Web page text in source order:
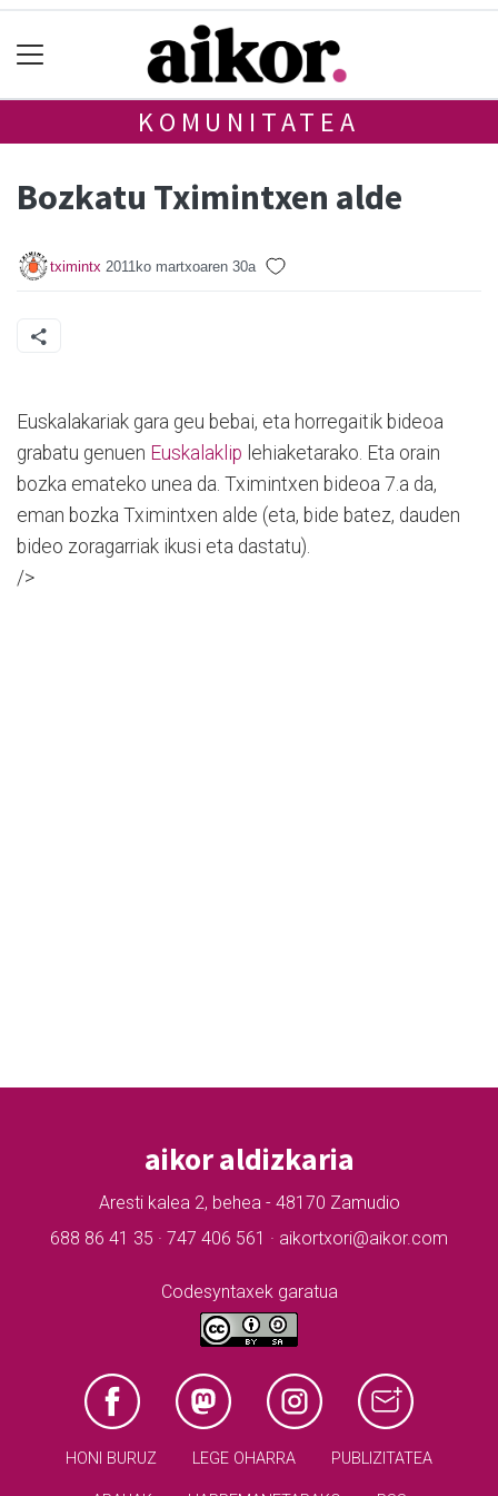
KOMUNITATEA
Bozkatu Tximintxen alde
tximintx 2011ko martxoaren 30a
Euskalakariak gara geu bebai, eta horregaitik bideoa
grabatu genuen Euskalaklip lehiaketarako. Eta orain
bozka emateko unea da. Tximintxen bideoa 7.a da,
eman bozka Tximintxen alde (eta, bide batez, dauden
bideo zoragarriak ikusi eta dastatu).
/>
aikor aldizkaria
Aresti kalea 2, behea - 48170 Zamudio
688 86 41 35 · 747 406 561 · aikortxori@aikor.com
Codesyntaxek garatua
HONI BURUZ LEGE OHARRA PUBLIZITATEA